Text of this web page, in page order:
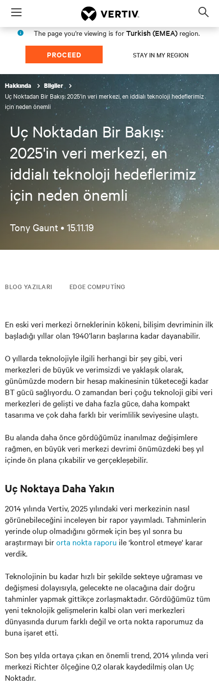
Menu
The page you're viewing is for Turkish (EMEA) region.
PROCEED STAY IN MY REGION
Hakkında Bilgiler
Uç Noktadan Bir Bakış: 2025'in veri merkezi, en iddialı teknoloji hedeflerimiz
için neden önemli
Uç Noktadan Bir Bakış:
2025'in veri merkezi, en
iddialı teknoloji hedeflerimiz
için neden önemli
Tony Gaunt • 15.11.19
BLOG YAZILARI EDGE COMPUTING
En eski veri merkezi örneklerinin kökeni, bilişim devriminin ilk
başladığı yıllar olan 1940’ların başlarına kadar dayanabilir.
O yıllarda teknolojiyle ilgili herhangi bir şey gibi, veri
merkezleri de büyük ve verimsizdi ve yaklaşık olarak,
günümüzde modern bir hesap makinesinin tüketeceği kadar
BT gücü sağlıyordu. O zamandan beri çoğu teknoloji gibi veri
merkezleri de gelişti ve daha fazla güce, daha kompakt
tasarıma ve çok daha farklı bir verimlilik seviyesine ulaştı.
Bu alanda daha önce gördüğümüz inanılmaz değişimlere
rağmen, en büyük veri merkezi devrimi önümüzdeki beş yıl
içinde ön plana çıkabilir ve gerçekleşebilir.
Uç Noktaya Daha Yakın
2014 yılında Vertiv, 2025 yılındaki veri merkezinin nasıl
görünebileceğini inceleyen bir rapor yayımladı. Tahminlerin
yerinde olup olmadığını görmek için beş yıl sonra bu
araştırmayı birorta nokta raporu ile ‘kontrol etmeye' karar
verdik.
Teknolojinin bu kadar hızlı bir şekilde sekteye uğraması ve
değişmesi dolayısıyla, gelecekte ne olacağına dair doğru
tahminler yapmak gittikçe zorlaşmaktadır. Gördüğümüz tüm
yeni teknolojik gelişmelerin kalbi olan veri merkezleri
dünyasında durum farklı değil ve orta nokta raporumuz da
buna işaret etti.
Son beş yılda ortaya çıkan en önemli trend, 2014 yılında veri
merkezi Richter ölçeğine 0,2 olarak kaydedilmiş olan Uç
Noktadır.